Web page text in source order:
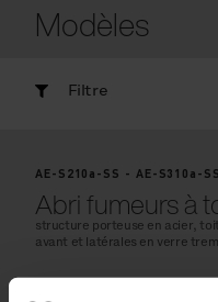
Modèles
Filtre
AE-S210a-SS - AE-S310a-SS
Abri fumeurs à
structure porteuse en acier,
avant et latérales en verre